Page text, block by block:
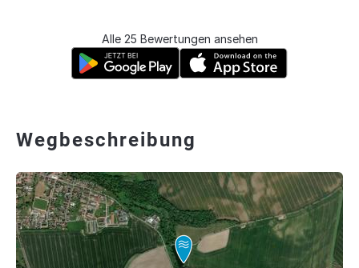
Alle 25 Bewertungen ansehen
Wegbeschreibung